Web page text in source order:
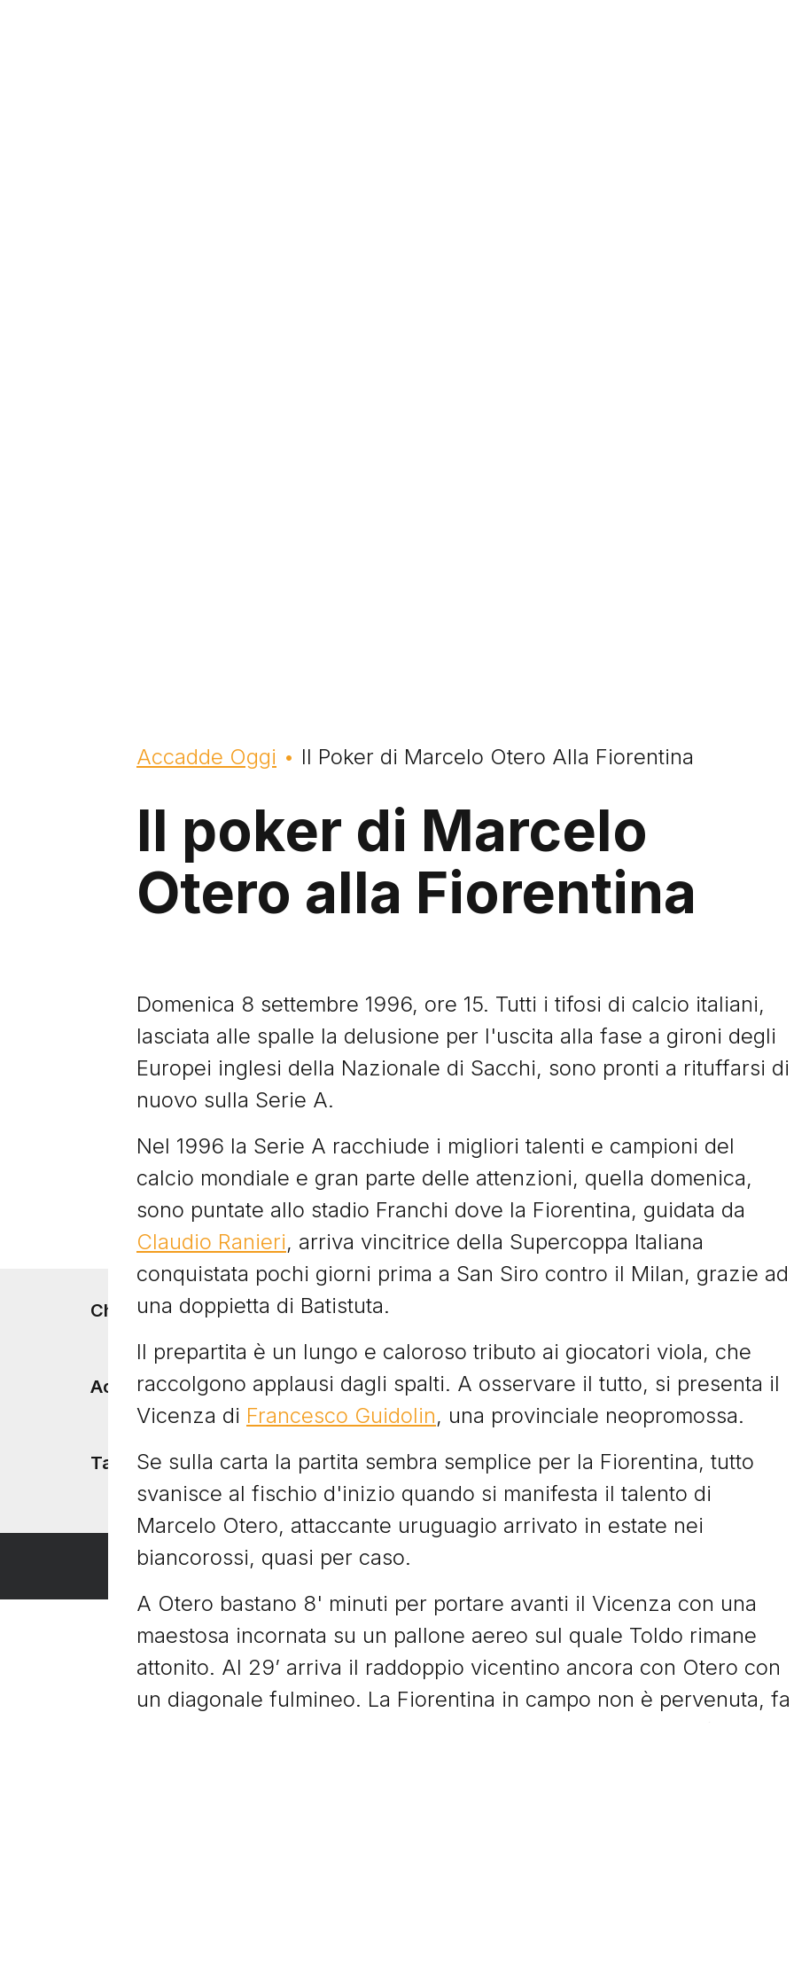
Briciole di pane
Accadde Oggi Il Poker di Marcelo Otero Alla Fiorentina
Il poker di Marcelo
Otero alla Fiorentina
Domenica 8 settembre 1996, ore 15. Tutti i tifosi di calcio italiani,
lasciata alle spalle la delusione per l'uscita alla fase a gironi degli
Europei inglesi della Nazionale di Sacchi, sono pronti a rituffarsi di
nuovo sulla Serie A.
Nel 1996 la Serie A racchiude i migliori talenti e campioni del
calcio mondiale e gran parte delle attenzioni, quella domenica,
sono puntate allo stadio Franchi dove la Fiorentina, guidata da
Claudio Ranieri, arriva vincitrice della Supercoppa Italiana
conquistata pochi giorni prima a San Siro contro il Milan, grazie ad
una doppietta di Batistuta.
Il prepartita è un lungo e caloroso tributo ai giocatori viola, che
raccolgono applausi dagli spalti. A osservare il tutto, si presenta il
Vicenza di Francesco Guidolin, una provinciale neopromossa.
Se sulla carta la partita sembra semplice per la Fiorentina, tutto
svanisce al fischio d'inizio quando si manifesta il talento di
Marcelo Otero, attaccante uruguagio arrivato in estate nei
biancorossi, quasi per caso.
A Otero bastano 8' minuti per portare avanti il Vicenza con una
maestosa incornata su un pallone aereo sul quale Toldo rimane
attonito. Al 29’ arriva il raddoppio vicentino ancora con Otero con
un diagonale fulmineo. La Fiorentina in campo non è pervenuta, fa
Footer menu
Chi siamo
Accadde Oggi I Signori del Sabato
Tacchetti TV
© Tacchettidiprovincia.it - 2026 - Tutti diritti riservati